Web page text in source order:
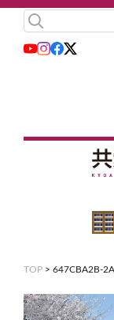
TOP > 647CBA2B-